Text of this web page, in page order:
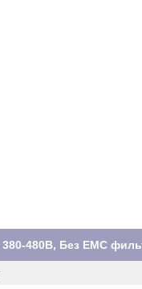
480В, Без ЕМС